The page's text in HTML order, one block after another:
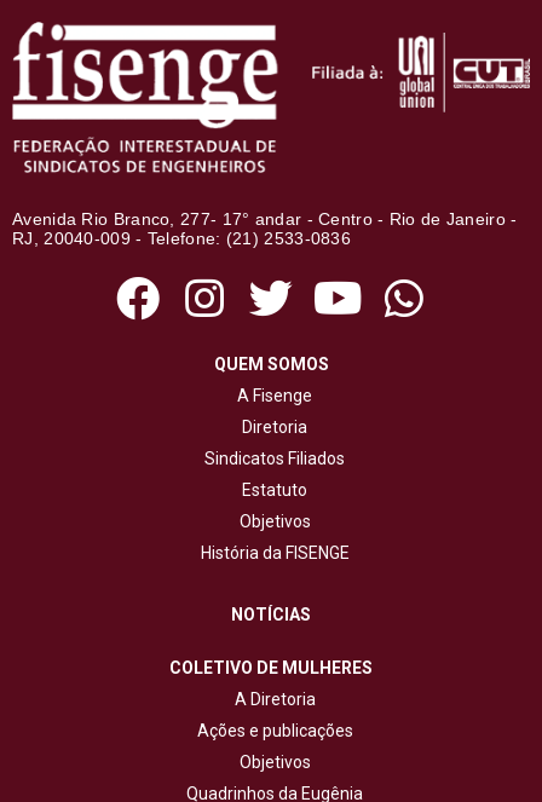
Avenida Rio Branco, 277- 17° andar - Centro - Rio de Janeiro -
RJ, 20040-009 - Telefone: (21) 2533-0836
QUEM SOMOS
A Fisenge
Diretoria
Sindicatos Filiados
Estatuto
Objetivos
História da FISENGE
NOTÍCIAS
COLETIVO DE MULHERES
A Diretoria
Ações e publicações
Objetivos
Quadrinhos da Eugênia